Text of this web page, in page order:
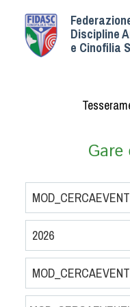
Discipline
e Cinofilia
Gare